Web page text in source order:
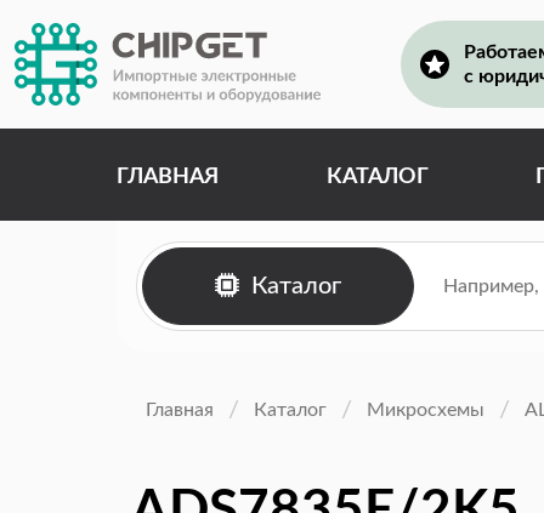
с
ГЛАВНАЯ КАТАЛОГ
Каталог
Главная Каталог Микросхемы